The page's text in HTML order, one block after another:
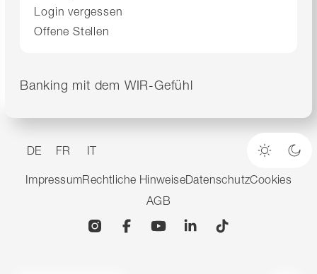
Login vergessen
Offene Stellen
Banking mit dem WIR-Gefühl
DE FR IT
Heller
ImpressumRechtliche HinweiseDatenschutzCookies
AGB
InstagramFacebookYouTubeLinkedin